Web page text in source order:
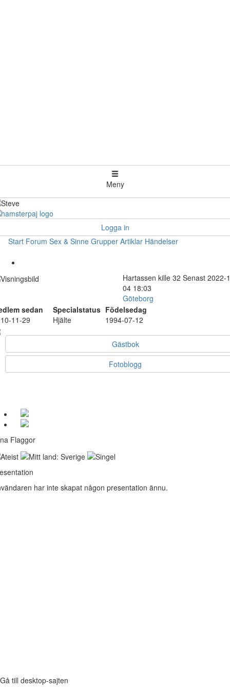
Meny
Logga in
Start Forum Sex & Sinne Grupper Artiklar Händelser
Hartassen kille 32 Senast 2022-
04 18:03
Göteborg
sedan
Specialstatus Födelsedag
11-29
Hjälte 1994-07-12
Gästbok
Fotoblogg
Flaggor
har inte skapat någon presentation ännu.
Gå till desktop-sajten